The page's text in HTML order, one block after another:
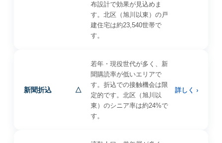
布設計で効果が見込めま
す。北区（旭川以東）の戸
建住宅は約23,540世帯で
す。
新聞折込 △
若年・現役世代が多く、新
聞購読率が低いエリアで
す。折込での接触機会は限
定的です。北区（旭川以
東）のシニア率は約24%で
す。
詳しく ›